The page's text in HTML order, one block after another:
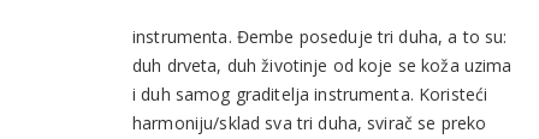
instrumenta. Đembe poseduje tri duha, a to su:
duh drveta, duh životinje od koje se koža uzima
i duh samog graditelja instrumenta. Koristeći
harmoniju/sklad sva tri duha, svirač se preko